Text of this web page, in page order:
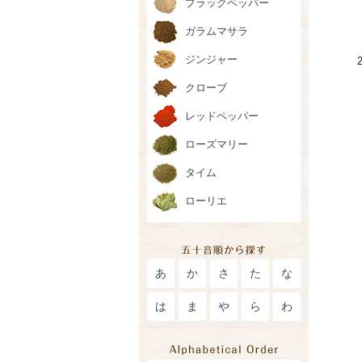
ブラックペッパー
ガラムマサラ
ジンジャー
クローブ
レッドペッパー
ローズマリー
タイム
ローリエ
あ か さ た な
は ま や ら わ